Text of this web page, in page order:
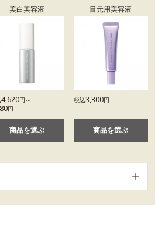
美白美容液
4,620円～
円
商品を選ぶ
目元用美容液
税込3,300円
商品を選ぶ